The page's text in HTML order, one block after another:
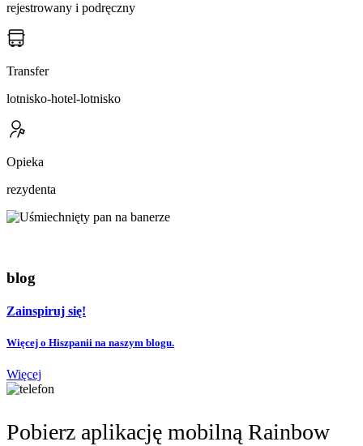
rejestrowany i podręczny
Transfer
lotnisko-hotel-lotnisko
Opieka
rezydenta
blog
Zainspiruj się!
Więcej o Hiszpanii na naszym blogu.
Więcej
Pobierz aplikację mobilną Rainbow